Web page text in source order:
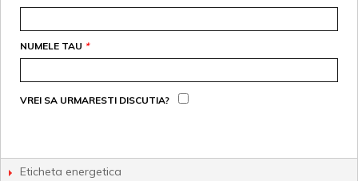
*
NUMELE TAU
VREI SA URMARESTI DISCUTIA?
Eticheta energetica